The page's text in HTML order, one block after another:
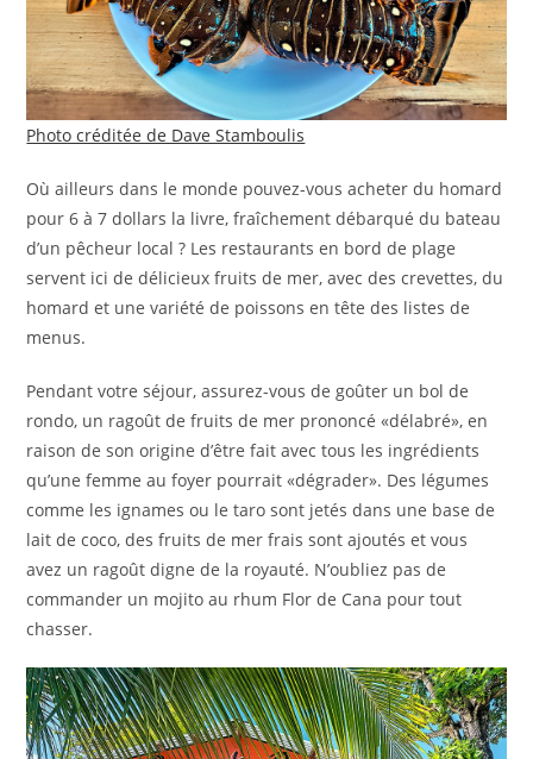
Photo créditée de Dave Stamboulis
Où ailleurs dans le monde pouvez-vous acheter du homard
pour 6 à 7 dollars la livre, fraîchement débarqué du bateau
d’un pêcheur local ? Les restaurants en bord de plage
servent ici de délicieux fruits de mer, avec des crevettes, du
homard et une variété de poissons en tête des listes de
menus.
Pendant votre séjour, assurez-vous de goûter un bol de
rondo, un ragoût de fruits de mer prononcé «délabré», en
raison de son origine d’être fait avec tous les ingrédients
qu’une femme au foyer pourrait «dégrader». Des légumes
comme les ignames ou le taro sont jetés dans une base de
lait de coco, des fruits de mer frais sont ajoutés et vous
avez un ragoût digne de la royauté. N’oubliez pas de
commander un mojito au rhum Flor de Cana pour tout
chasser.